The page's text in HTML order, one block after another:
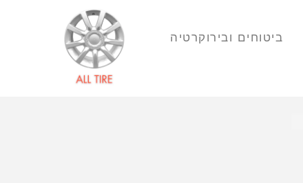
ביטוחים ובירוקרטיה